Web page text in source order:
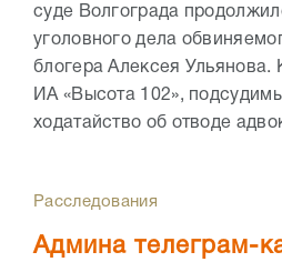
суде Волгограда
уголовного дела
блогера Алексея Ульянова.
ИА «Высота 102»,
ходатайство об отводе
Расследования
Админа телеграм-